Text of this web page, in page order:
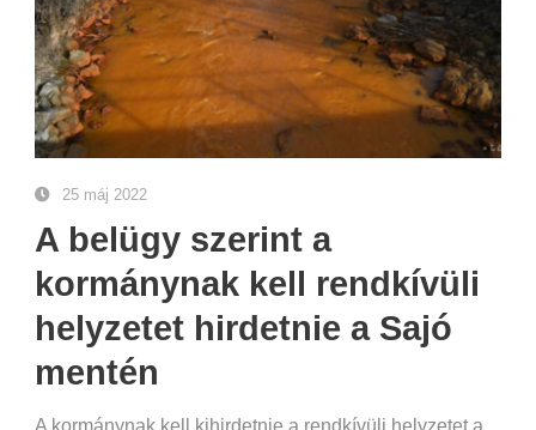
25 máj 2022
A belügy szerint a
kormánynak kell rendkívüli
helyzetet hirdetnie a Sajó
mentén
A kormánynak kell kihirdetnie a rendkívüli helyzetet a